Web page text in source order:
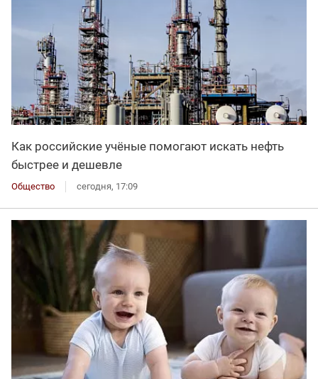
Как российские учёные помогают искать нефть
быстрее и дешевле
Общество сегодня, 17:09